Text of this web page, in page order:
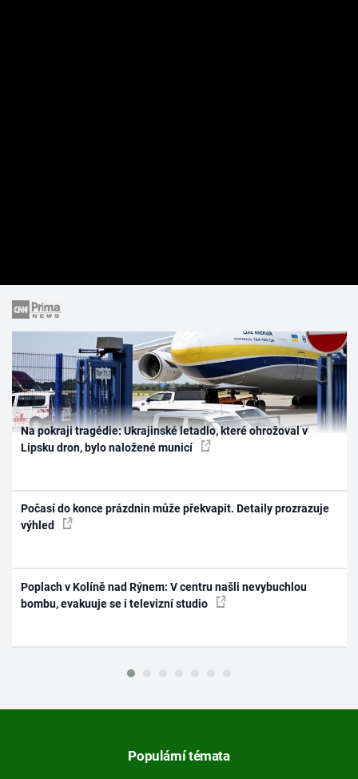
Na pokraji tragédie: Ukrajinské letadlo, které ohrožoval v
Lipsku dron, bylo naložené municí
Počasí do konce prázdnin může překvapit. Detaily prozrazuje
výhled
Poplach v Kolíně nad Rýnem: V centru našli nevybuchlou
bombu, evakuuje se i televizní studio
Populární témata